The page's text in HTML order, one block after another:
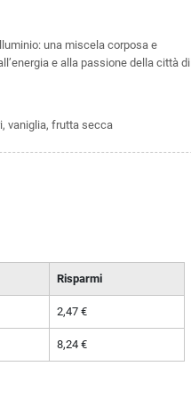
una miscela corposa e
e alla passione della città di
vaniglia, frutta secca
Risparmi
2,47 €
8,24 €